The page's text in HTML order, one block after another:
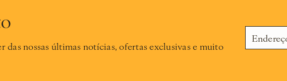
das nossas últimas notícias, ofertas exclusivas e muito